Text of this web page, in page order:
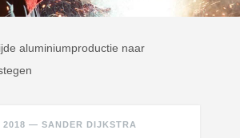
aluminiumproductie naar
2018 —SANDER DIJKSTRA